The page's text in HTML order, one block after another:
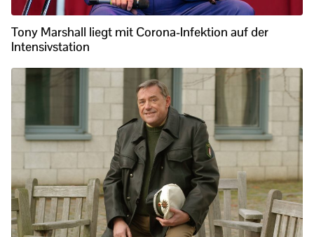
Tony Marshall liegt mit Corona-Infektion auf der
Intensivstation